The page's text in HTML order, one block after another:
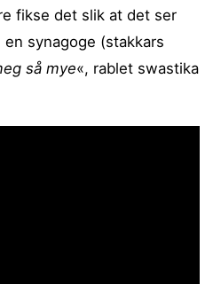
fikse det slik at det ser
synagoge (stakkars
så mye«, rablet swastika